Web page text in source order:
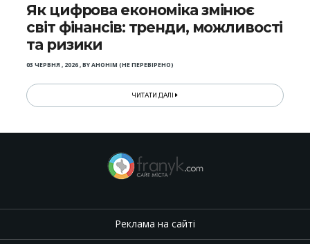
Як цифрова економіка змінює
світ фінансів: тренди, можливості
та ризики
03 ЧЕРВНЯ , 2026,BYАНОНІМ (НЕ ПЕРЕВІРЕНО)
ЧИТАТИ ДАЛІ
Реклама на сайті